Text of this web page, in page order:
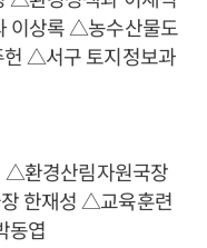
이상록 △농수산물도
헌 △서구 토지정보과
환경산림자원국장
한재성 △교육훈련
동엽